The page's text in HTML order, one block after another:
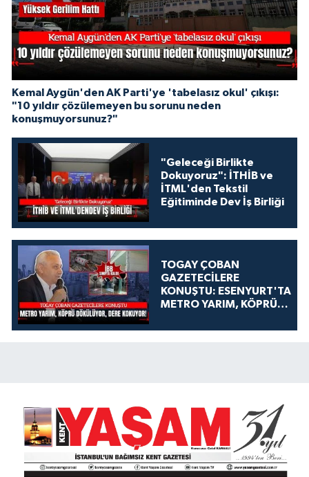
Kemal Aygün'den AK Parti'ye 'tabelasız okul' çıkışı:
"10 yıldır çözülemeyen bu sorunu neden
konuşmuyorsunuz?"
"Geleceği Birlikte
Dokuyoruz": İTHİB ve
İTML'den Tekstil
Eğitiminde Dev İş Birliği
TOGAY ÇOBAN
GAZETECİLERE
KONUŞTU: ESENYURT'TA
METRO YARIM, KÖPRÜ
KOKUYOR!